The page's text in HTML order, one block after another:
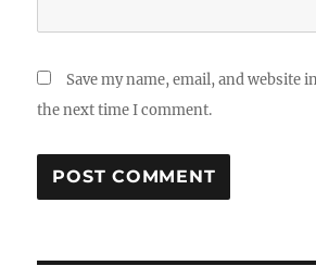
Save my name, email, and website
the next time I comment.